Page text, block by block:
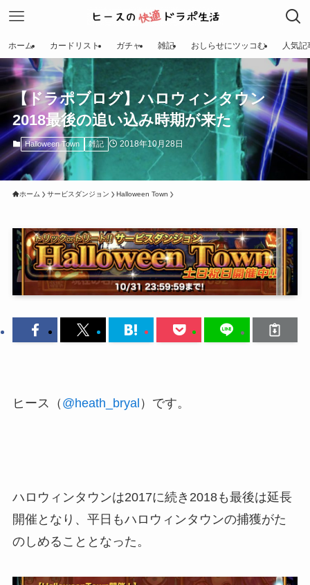
ホーム カードリスト ガチャ 雑記 おしらせにツッコむ 人気記
【ドラポブログ】ハロウィンタウン
2018最後の追い込み時期が来た
Halloween Town 雑記 2018年10月28日
ホーム サービスダンジョン Halloween Town
ヒース（ @heath_bryal ）です。
ハロウィンタウンは2017に続き2018も最後は延長
開催となり、平日もハロウィンタウンの捕獲がた
のしめることとなった。